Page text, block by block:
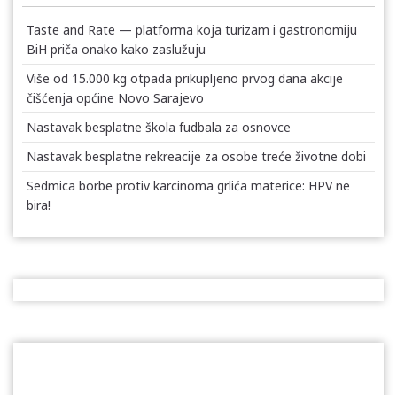
Taste and Rate — platforma koja turizam i gastronomiju
BiH priča onako kako zaslužuju
Više od 15.000 kg otpada prikupljeno prvog dana akcije
čišćenja općine Novo Sarajevo
Nastavak besplatne škola fudbala za osnovce
Nastavak besplatne rekreacije za osobe treće životne dobi
Sedmica borbe protiv karcinoma grlića materice: HPV ne
bira!